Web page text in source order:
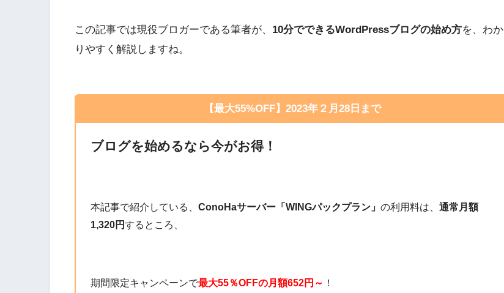
この記事では現役ブロガーである筆者が、 10分でできるWordPressブログの始め方を、わか
りやすく解説しますね。
【最大55%OFF】2023年２月28日まで
ブログを始めるなら今がお得！
本記事で紹介している、ConoHaサーバー「WINGパックプラン」の利用料は、通常月額
1,320円するところ、
期間限定キャンペーンで最大55％OFFの月額652円～ ！